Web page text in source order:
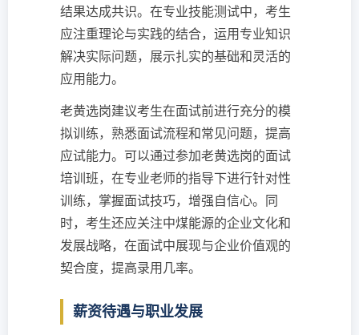
结果达成共识。在专业技能测试中，考生
应注重理论与实践的结合，运用专业知识
解决实际问题，展示扎实的基础和灵活的
应用能力。
老黄选岗建议考生在面试前进行充分的模
拟训练，熟悉面试流程和常见问题，提高
应试能力。可以通过参加老黄选岗的面试
培训班，在专业老师的指导下进行针对性
训练，掌握面试技巧，增强自信心。同
时，考生还应关注中煤能源的企业文化和
发展战略，在面试中展现与企业价值观的
契合度，提高录用几率。
薪资待遇与职业发展